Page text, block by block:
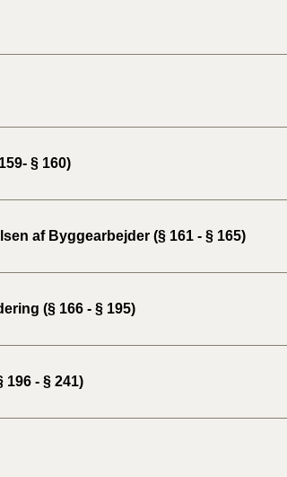
2022)
BR18
§ 160)
af Byggearbejder (§ 161 - § 165)
(§ 166 - § 195)
- § 241)